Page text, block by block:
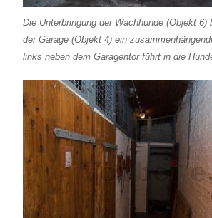
Die Unterbringung der Wachhunde (Objekt
der Garage (Objekt 4) ein
links neben dem Garagentor führt in die